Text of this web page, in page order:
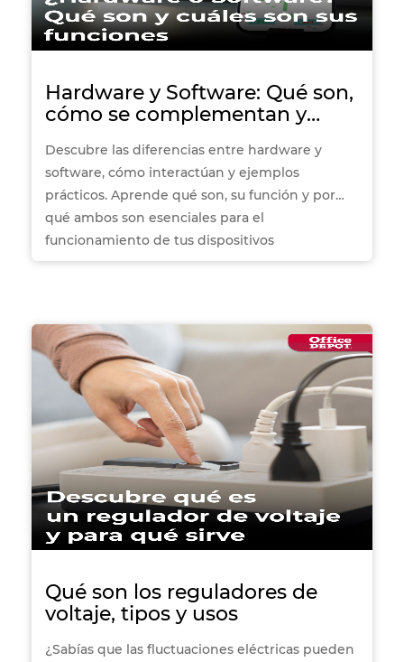
Hardware y Software: Qué son,
cómo se complementan y
Descubre las diferencias entre hardware y
software, cómo interactúan y ejemplos
prácticos. Aprende qué son, su función y por
qué ambos son esenciales para el
funcionamiento de tus dispositivos
electrónicos.
Qué son los reguladores de
voltaje, tipos y usos
¿Sabías que las fluctuaciones eléctricas pueden